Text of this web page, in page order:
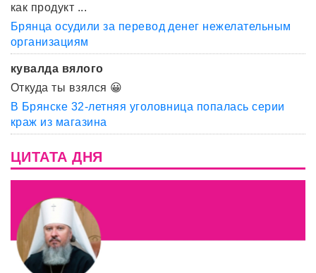
как продукт ...
Брянца осудили за перевод денег нежелательным
организациям
кувалда вялого
Откуда ты взялся 😀
В Брянске 32-летняя уголовница попалась серии
краж из магазина
ЦИТАТА ДНЯ